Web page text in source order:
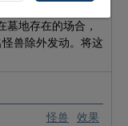
地存在的场合，
兽除外发动。将这
怪兽 效果